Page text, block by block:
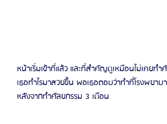
หน้าเริ่มเข้าที่แล้ว และที่สำคัญดูเหมือนไม่เคยท
เธอทำไรมาสวยขึ้น พอเธอตอบว่าทำที่โรงพยา
หลังจากทำศัลยกรรม 3 เดือน